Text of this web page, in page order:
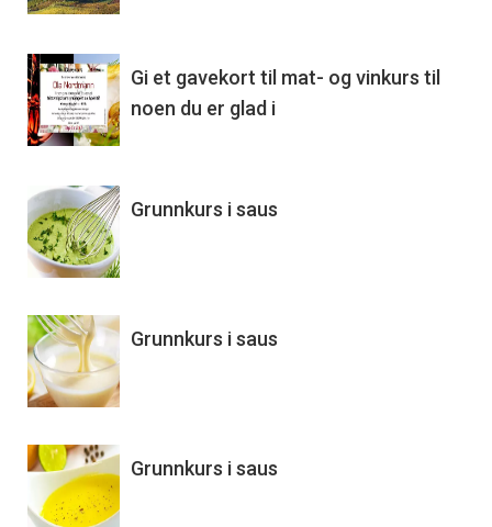
Gi et gavekort til mat- og vinkurs til
noen du er glad i
Grunnkurs i saus
Grunnkurs i saus
Grunnkurs i saus